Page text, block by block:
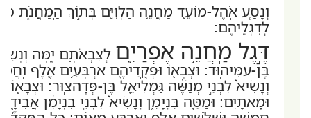
וְנָסַ֧ע אֹֽהֶל-מוֹעֵ֛ד מַֽחֲנֵ֥ה הַלְוִיִּ֖ם בְּת֣וֹךְ הַֽמַּחֲנֹ֑ת
לְדִגְלֵיהֶֽם:
דֶּ֣גֶל מַֽחֲנֵ֥ה אֶפְרַיִ֛ם לְצִבְאֹתָ֖ם יָ֑מָּה
בֶּן-עַמִּיהֽוּד: וּצְבָא֖וֹ וּפְקֻֽדֵיהֶ֑ם אַרְבָּעִ֥ים אֶ֖לֶף
וְנָשִׂיא֙ לִבְנֵ֣י מְנַשֶּׁ֔ה גַּמְלִיאֵ֖ל בֶּן-פְּדָהצֽוּר:
וּמָאתָֽיִם: וּמַטֵּ֖ה בִּנְיָמִ֑ן וְנָשִׂיא֨ לִבְנֵ֣י בִנְיָמִ֔ן